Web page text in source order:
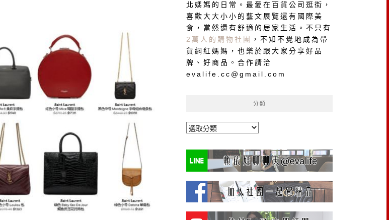
北媽媽的日常。最愛在百貨公司逛街，
喜歡大大小小的藝文展覽還有國際美
食，當然還有舒適的居家生活。不只有
2萬人的購物社團
，不知不覺地成為帶
貨網紅媽媽，也樂於跟大家分享好品
牌、好商品。合作請洽
evalife.cc@gmail.com
分類
分